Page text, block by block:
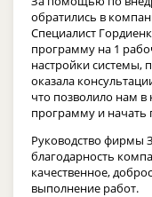
обратились в
Специалист
программу на 1
настройки системы,
оказала
что позволило нам
программу и начать
Руководство фирмы
благодарность
качественное,
выполнение работ.